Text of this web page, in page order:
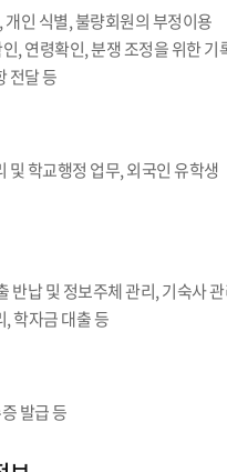
인 식별, 불량회원의 부정이용
, 연령확인, 분쟁 조정을 위한 기
전달 등
및 학교행정 업무, 외국인 유학생
반납 및 정보주체 관리, 기숙사
학자금 대출 등
발급 등